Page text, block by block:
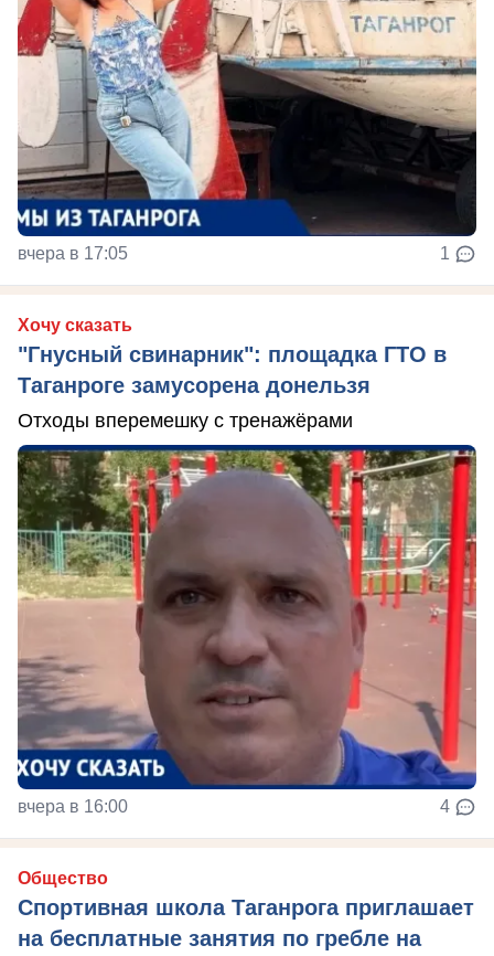
вчера в 17:05 1
Хочу сказать
"Гнусный свинарник": площадка ГТО в
Таганроге замусорена донельзя
Отходы вперемешку с тренажёрами
вчера в 16:00 4
Общество
Спортивная школа Таганрога приглашает
на бесплатные занятия по гребле на